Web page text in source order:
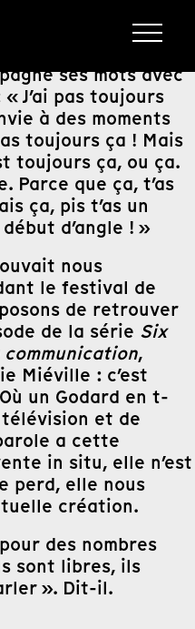
ses mots avec
J’ai pas toujours
à des moments
toujours ça ! Mais
toujours ça, ou ça.
Parce que ça, t’as
ça, pis t’as un
d’angle ! »
nous
le festival de
de retrouver
de la série Six
,
Miéville : c’est
un Godard en t-
et de
a cette
in situ, elle n’est
perd, elle nous
création.
des nombres
sont libres, ils
». Dit-il.